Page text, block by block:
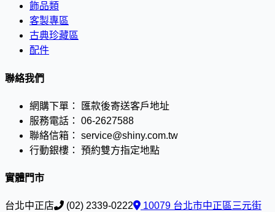
飾品類
客製專區
古典珍藏區
配件
聯絡我們
網購下單：
匯款後寄送客戶地址
服務電話： 06-2627588
聯絡信箱： service@shiny.com.tw
行動銀樓： 預約雙方指定地點
實體門市
台北中正店 (02) 2339-0222
10079 台北市中正區三元街